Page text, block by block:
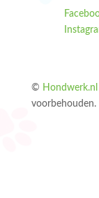
© Hondwerk.nl
voorbehouden.